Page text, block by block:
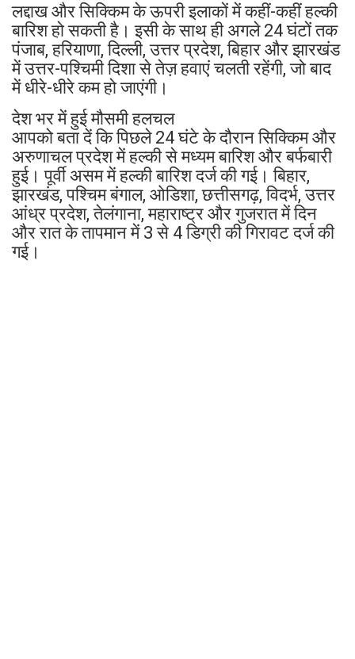
लद्दाख और सिक्किम के ऊपरी इलाकों में कहीं-कहीं हल्की
बारिश हो सकती है। इसी के साथ ही अगले 24 घंटों तक
पंजाब, हरियाणा, दिल्ली, उत्तर प्रदेश, बिहार और झारखंड
में उत्तर-पश्चिमी दिशा से तेज़ हवाएं चलती रहेंगी, जो बाद
में धीरे-धीरे कम हो जाएंगी।
देश भर में हुई मौसमी हलचल
आपको बता दें कि पिछले 24 घंटे के दौरान सिक्किम और
अरुणाचल प्रदेश में हल्की से मध्यम बारिश और बर्फबारी
हुई। पूर्वी असम में हल्की बारिश दर्ज की गई। बिहार,
झारखंड, पश्चिम बंगाल, ओडिशा, छत्तीसगढ़, विदर्भ, उत्तर
आंध्र प्रदेश, तेलंगाना, महाराष्ट्र और गुजरात में दिन
और रात के तापमान में 3 से 4 डिग्री की गिरावट दर्ज की
गई।